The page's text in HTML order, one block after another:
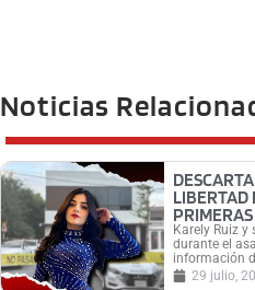
Noticias
LIBERTAD
Karely Ruiz
durante el
información
29 julio,